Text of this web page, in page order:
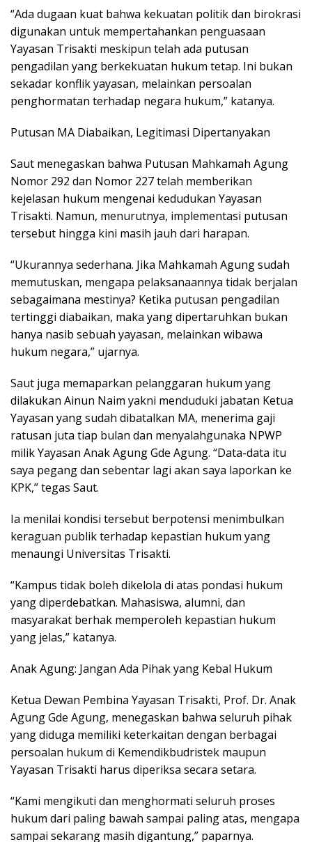
“Ada dugaan kuat bahwa kekuatan politik dan birokrasi
digunakan untuk mempertahankan penguasaan
Yayasan Trisakti meskipun telah ada putusan
pengadilan yang berkekuatan hukum tetap. Ini bukan
sekadar konflik yayasan, melainkan persoalan
penghormatan terhadap negara hukum,” katanya.
Putusan MA Diabaikan, Legitimasi Dipertanyakan
Saut menegaskan bahwa Putusan Mahkamah Agung
Nomor 292 dan Nomor 227 telah memberikan
kejelasan hukum mengenai kedudukan Yayasan
Trisakti. Namun, menurutnya, implementasi putusan
tersebut hingga kini masih jauh dari harapan.
“Ukurannya sederhana. Jika Mahkamah Agung sudah
memutuskan, mengapa pelaksanaannya tidak berjalan
sebagaimana mestinya? Ketika putusan pengadilan
tertinggi diabaikan, maka yang dipertaruhkan bukan
hanya nasib sebuah yayasan, melainkan wibawa
hukum negara,” ujarnya.
Saut juga memaparkan pelanggaran hukum yang
dilakukan Ainun Naim yakni menduduki jabatan Ketua
Yayasan yang sudah dibatalkan MA, menerima gaji
ratusan juta tiap bulan dan menyalahgunaka NPWP
milik Yayasan Anak Agung Gde Agung. “Data-data itu
saya pegang dan sebentar lagi akan saya laporkan ke
KPK,” tegas Saut.
Ia menilai kondisi tersebut berpotensi menimbulkan
keraguan publik terhadap kepastian hukum yang
menaungi Universitas Trisakti.
“Kampus tidak boleh dikelola di atas pondasi hukum
yang diperdebatkan. Mahasiswa, alumni, dan
masyarakat berhak memperoleh kepastian hukum
yang jelas,” katanya.
Anak Agung: Jangan Ada Pihak yang Kebal Hukum
Ketua Dewan Pembina Yayasan Trisakti, Prof. Dr. Anak
Agung Gde Agung, menegaskan bahwa seluruh pihak
yang diduga memiliki keterkaitan dengan berbagai
persoalan hukum di Kemendikbudristek maupun
Yayasan Trisakti harus diperiksa secara setara.
“Kami mengikuti dan menghormati seluruh proses
hukum dari paling bawah sampai paling atas, mengapa
sampai sekarang masih digantung,” paparnya.